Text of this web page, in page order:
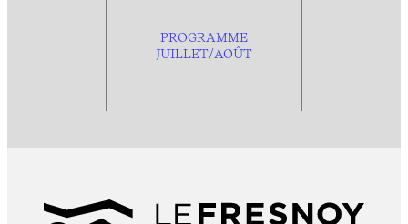
PROGRAMME
JUILLET/AOÛT